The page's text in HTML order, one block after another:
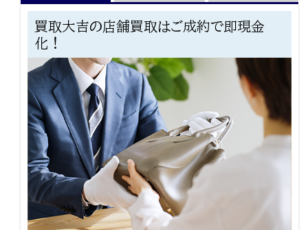
買取大吉の店舗買取はご成約で即現金
化！